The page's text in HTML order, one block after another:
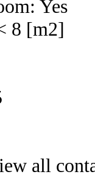
Yes
8 [m2]
all